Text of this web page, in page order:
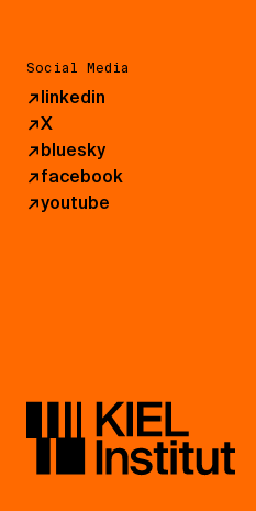
Social Media
↗linkedin
↗X
↗bluesky
↗facebook
↗youtube